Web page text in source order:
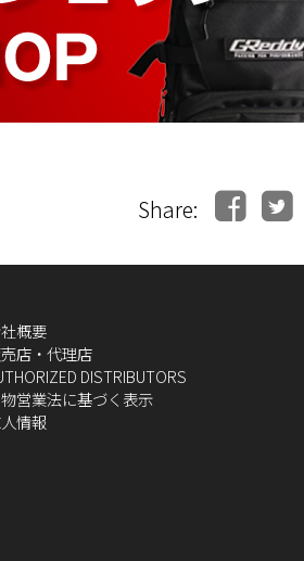
Share:
概要
店・代理店
DISTRIBUTORS
営業法に基づく表示
情報